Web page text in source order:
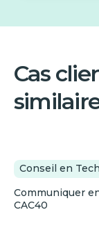
Cas
Conseil en Tech
Communiquer
CAC40